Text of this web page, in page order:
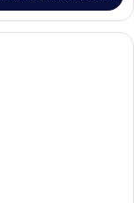
mit einem Bett,